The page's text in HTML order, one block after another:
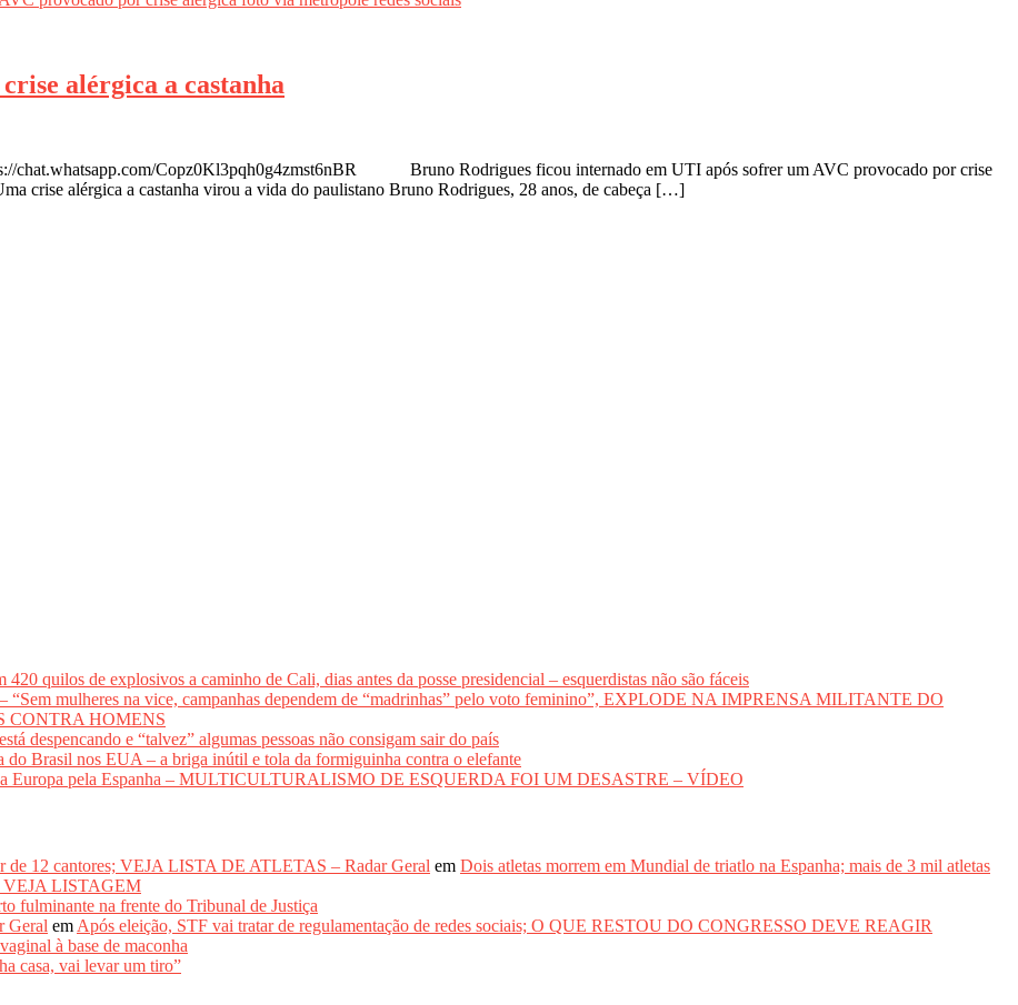
alérgica a castanha
chat.whatsapp.com/Copz0Kl3pqh0g4zmst6nBR Bruno Rodrigues ficou internado em UTI após sofrer um AVC provocado por crise
crise alérgica a castanha virou a vida do paulistano Bruno Rodrigues, 28 anos, de cabeça […]
quilos de explosivos a caminho de Cali, dias antes da posse presidencial – esquerdistas não são fáceis
mulheres na vice, campanhas dependem de “madrinhas” pelo voto feminino”, EXPLODE NA IMPRENSA MILITANTE DO
CONTRA HOMENS
despencando e “talvez” algumas pessoas não consigam sair do país
Brasil nos EUA – a briga inútil e tola da formiguinha contra o elefante
Europa pela Espanha – MULTICULTURALISMO DE ESQUERDA FOI UM DESASTRE – VÍDEO
12 cantores; VEJA LISTA DE ATLETAS – Radar Geral em Dois atletas morrem em Mundial de triatlo na Espanha; mais de 3 mil atletas
VEJA LISTAGEM
na frente do Tribunal de Justiça
Geral em Após eleição, STF vai tratar de regulamentação de redes sociais; O QUE RESTOU DO CONGRESSO DEVE REAGIR
à base de maconha
casa, vai levar um tiro”